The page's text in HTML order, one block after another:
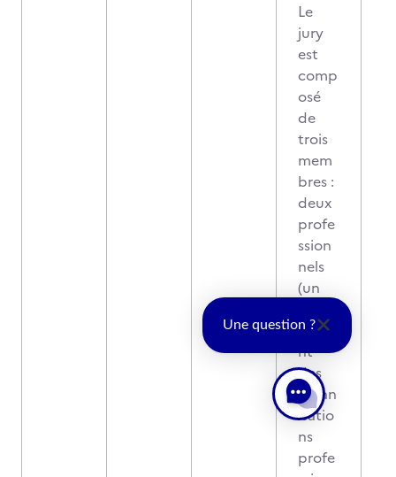
Le
jury
est
comp
osé
de
trois
mem
bres :
deux
profe
ssion
nels
(un
senta
nt
des
organ
isatio
ns
profe
Une question ?